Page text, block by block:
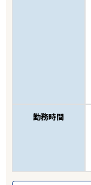
勤務時間